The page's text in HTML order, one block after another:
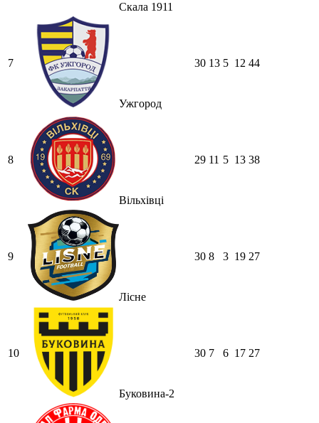
Скала 1911
7
Ужгород
30 13 5 12 44
8
Вільхівці
29 11 5 13 38
9
Лісне
30 8 3 19 27
10
Буковина-2
30 7 6 17 27